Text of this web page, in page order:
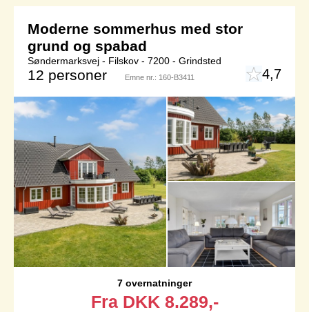
Moderne sommerhus med stor
grund og spabad
Søndermarksvej - Filskov - 7200 - Grindsted
12 personer Emne nr.: 160-B3411 4,7
7 overnatninger
Fra DKK 8.289,-